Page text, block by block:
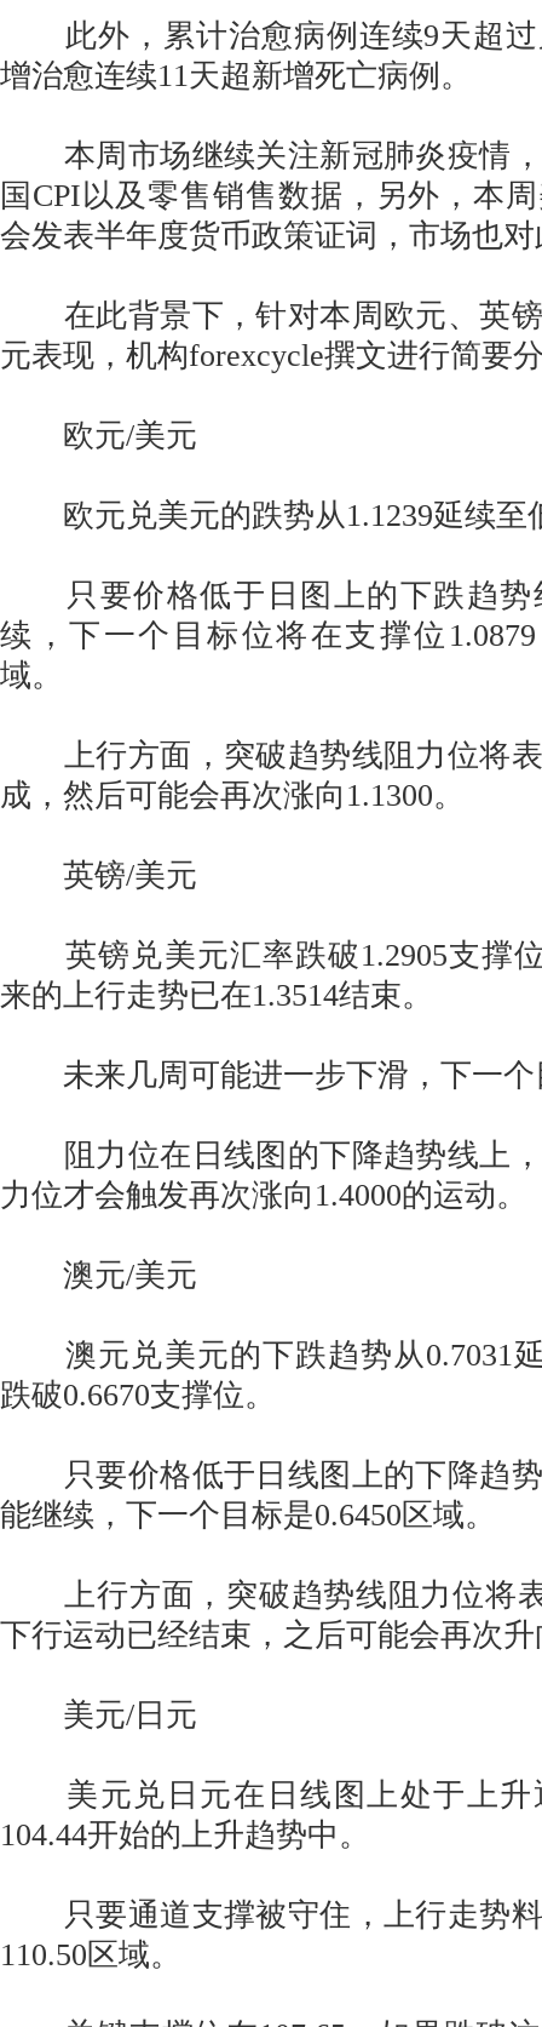
此外，累计治愈病例连续9天超过
增治愈连续11天超新增死亡病例。
本周市场继续关注新冠肺炎疫情，
国CPI以及零售销售数据，另外，本
会发表半年度货币政策证词，市场也
在此背景下，针对本周欧元、英镑
元表现，机构forexcycle撰文进行简要
欧元/美元
欧元兑美元的跌势从1.1239延续至
只要价格低于日图上的下跌趋势
续，下一个目标位将在支撑位
域。
上行方面，突破趋势线阻力位将表
成，然后可能会再次涨向1.1300。
英镑/美元
英镑兑美元汇率跌破1.2905支撑位
来的上行走势已在1.3514结束。
未来几周可能进一步下滑，下一个
阻力位在日线图的下降趋势线上，
力位才会触发再次涨向1.4000的运动。
澳元/美元
澳元兑美元的下跌趋势从0.7031延
跌破0.6670支撑位。
只要价格低于日线图上的下降趋势
能继续，下一个目标是0.6450区域。
上行方面，突破趋势线阻力位将表
下行运动已经结束，之后可能会再次升
美元/日元
美元兑日元在日线图上处于上升
104.44开始的上升趋势中。
只要通道支撑被守住，上行走势料
110.50区域。